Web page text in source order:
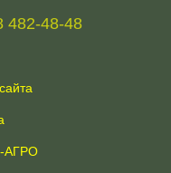
482-48-48
АГРО